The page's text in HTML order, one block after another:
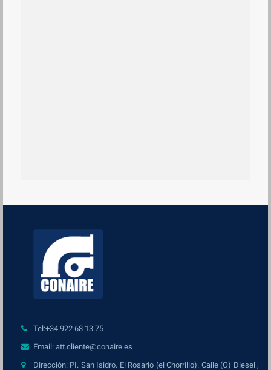
Tel:+34 922 68 13 75
Email: att.cliente@conaire.es
Dirección: PI. San Isidro. El Rosario (el Chorrillo). Calle (O) Diesel ,